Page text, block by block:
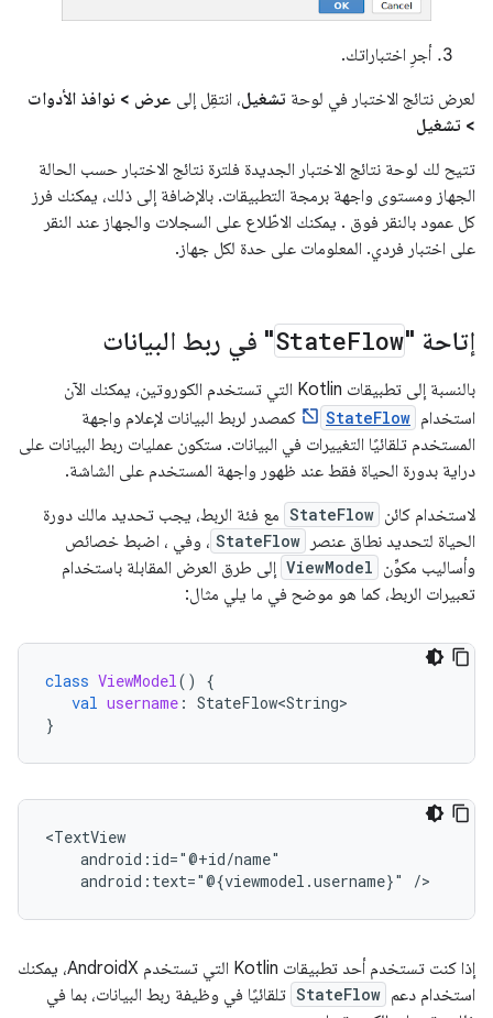
أجرِ اختباراتك.
لعرض نتائج الاختبار في لوحة تشغيل، انتقِل إلى عرض > نوافذ الأدوات
> تشغيل
تتيح لك لوحة نتائج الاختبار الجديدة فلترة نتائج الاختبار حسب الحالة
الجهاز ومستوى واجهة برمجة التطبيقات. بالإضافة إلى ذلك، يمكنك فرز
كل عمود بالنقر فوق . يمكنك الاطّلاع على السجلات والجهاز عند النقر
على اختبار فردي. المعلومات على حدة لكل جهاز.
إتاحة " StateFlow " في ربط البيانات
بالنسبة إلى تطبيقات Kotlin التي تستخدم الكوروتين، يمكنك الآن
استخدام StateFlow
كمصدر لربط البيانات لإعلام واجهة
المستخدم تلقائيًا التغييرات في البيانات. ستكون عمليات ربط البيانات على
دراية بدورة الحياة فقط عند ظهور واجهة المستخدم على الشاشة.
لاستخدام كائن StateFlow مع فئة الربط، يجب تحديد مالك دورة
الحياة لتحديد نطاق عنصر
StateFlow ، وفي ، اضبط خصائص
وأساليب مكوِّن ViewModel إلى طرق العرض المقابلة باستخدام
تعبيرات الربط، كما هو موضح في ما يلي مثال:
class ViewModel()
{
val username : StateFlow<String>
}
android:text="@{viewmodel.username}"
إذا كنت تستخدم أحد تطبيقات Kotlin التي تستخدم AndroidX، يمكنك
استخدام دعم StateFlow تلقائيًا في وظيفة ربط البيانات، بما في